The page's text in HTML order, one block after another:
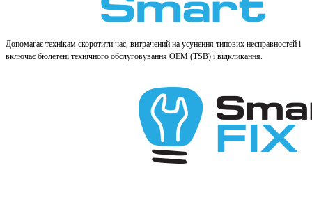
Допомагає технікам скоротити час, витрачений на усунення типових несправностей і
включає бюлетені технічного обслуговування OEM (TSB) і відкликання.